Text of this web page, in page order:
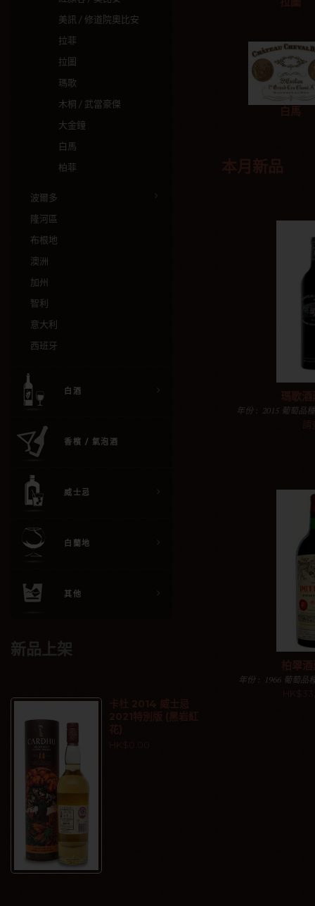
美訊 / 修道院奧比安
拉菲
拉圖
瑪歌
木桐 / 武當豪傑
大金鐘
白馬
柏菲
波爾多
隆河區
布根地
澳洲
加州
智利
意大利
西班牙
白酒
香檳 / 氣泡酒
威士忌
白蘭地
其他
新品上架
卡杜 2014 威士忌
2021特別版 (黑岩紅
花)
HK$0.00
白馬
本月新品
瑪歌
年份 : 2015 葡萄品
柏翠
年份 : 1966 葡萄品
規格 : 750毫升 描
直追